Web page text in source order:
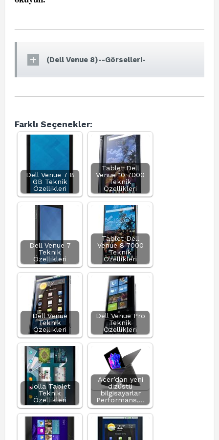
(Dell Venue 8)--Görselleri-
Farklı Seçenekler:
Dell Venue 7 8
GB Teknik
Özellikleri
Tablet Dell
Venue 10 7000
Teknik
Özellikleri
Dell Venue 7
Teknik
Özellikleri
Tablet Dell
Venue 8 7000
Teknik
Özellikleri
Dell Venue
Teknik
Özellikleri
Dell Venue Pro
Teknik
Özellikleri
Jolla Tablet
Teknik
Özellikleri
Acer’dan yeni
dizüstü
bilgisayarlar
Performans,…